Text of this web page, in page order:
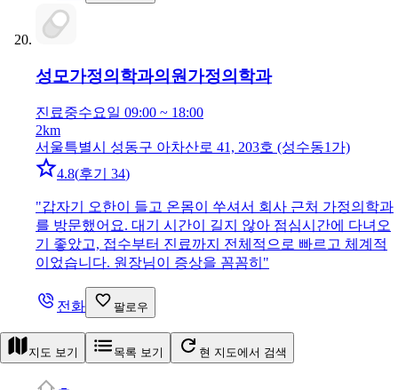
성모가정의학과의원 가정의학과
진료중수요일 09:00 ~ 18:00
2km
서울특별시 성동구 아차산로 41, 203호 (성수동1가)
4.8(후기 34)
"갑자기 오한이 들고 온몸이 쑤셔서 회사 근처 가정의학과
를 방문했어요. 대기 시간이 길지 않아 점심시간에 다녀오
기 좋았고, 접수부터 진료까지 전체적으로 빠르고 체계적
이었습니다. 원장님이 증상을 꼼꼼히 "
전화 팔로우
지도 보기 목록 보기 현 지도에서 검색